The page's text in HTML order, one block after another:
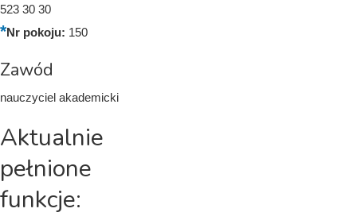
523 30 30
Nr pokoju: 150
Zawód
nauczyciel akademicki
Aktualnie
pełnione
funkcje: